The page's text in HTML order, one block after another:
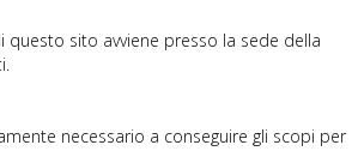
sito avviene presso la sede della
necessario a conseguire gli scopi per